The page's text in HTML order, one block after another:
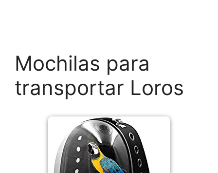
Mochilas para
transportar Loros